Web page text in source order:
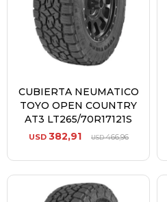
CUBIERTA NEUMATICO
TOYO OPEN COUNTRY
AT3 LT265/70R17121S
USD 382,91 USD466,96